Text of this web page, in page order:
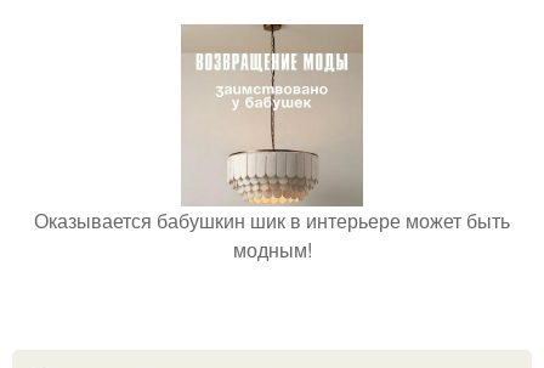
Оказывается бабушкин шик в интерьере может быть
модным!